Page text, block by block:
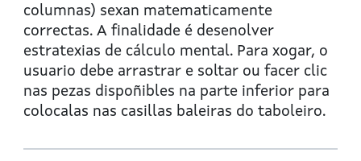
columnas) sexan matematicamente
correctas. A finalidade é desenolver
estratexias de cálculo mental. Para xogar, o
usuario debe arrastrar e soltar ou facer clic
nas pezas dispoñibles na parte inferior para
colocalas nas casillas baleiras do taboleiro.